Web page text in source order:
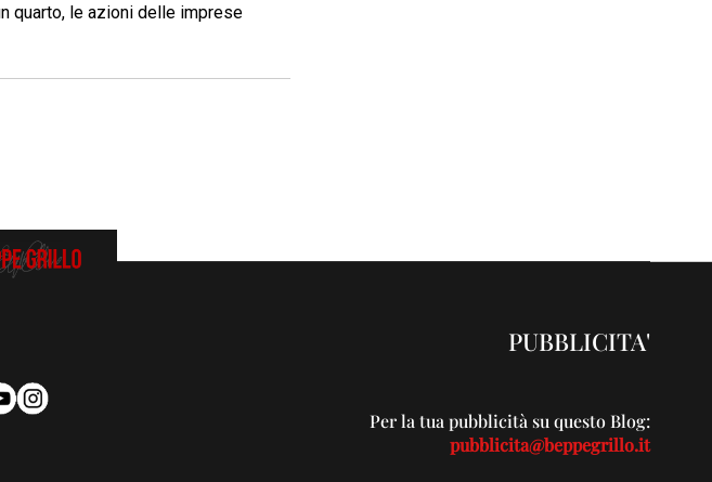
quarto, le azioni delle imprese
PUBBLICITA'
Per la tua pubblicità su questo Blog:
pubblicita@beppegrillo.it